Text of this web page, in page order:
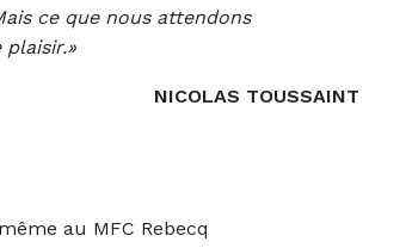
ce que nous attendons
NICOLAS TOUSSAINT
au MFC Rebecq